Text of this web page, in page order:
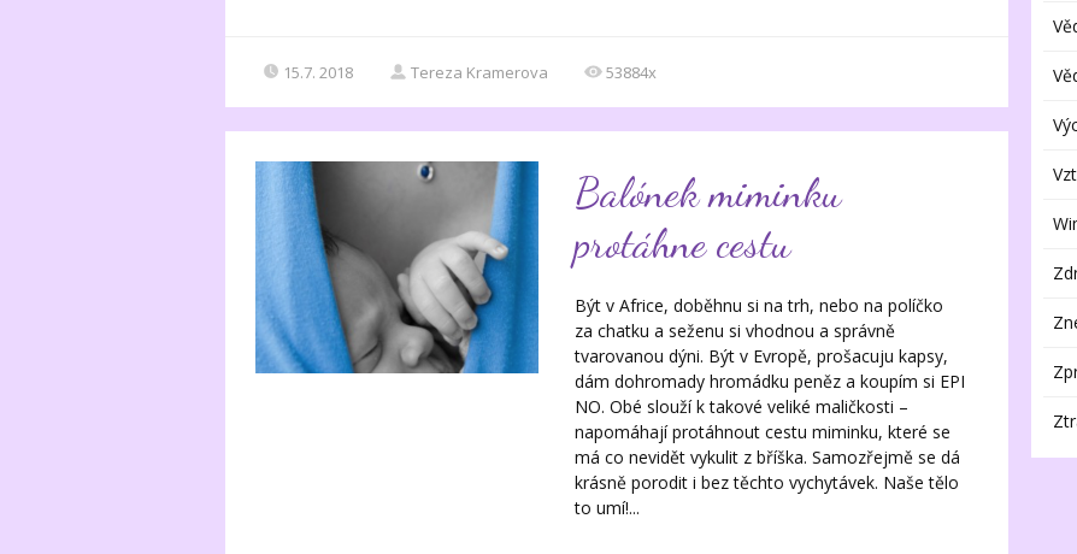
15.7. 2018 Tereza Kramerova 53884x
Balónek miminku
protáhne cestu
Být v Africe, doběhnu si na trh, nebo na políčko
za chatku a seženu si vhodnou a správně
tvarovanou dýni. Být v Evropě, prošacuju kapsy,
dám dohromady hromádku peněz a koupím si EPI
NO. Obé slouží k takové veliké maličkosti –
napomáhají protáhnout cestu miminku, které se
má co nevidět vykulit z bříška. Samozřejmě se dá
krásně porodit i bez těchto vychytávek. Naše tělo
to umí!...